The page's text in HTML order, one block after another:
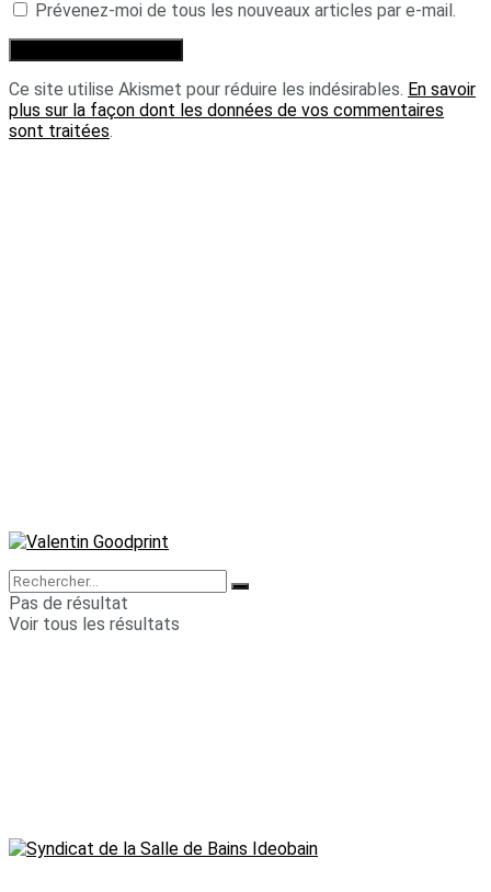
Prévenez-moi de tous les nouveaux articles par e-mail.
Ce site utilise Akismet pour réduire les indésirables. En savoir
plus sur la façon dont les données de vos commentaires
sont traitées.
Pas de résultat
Voir tous les résultats